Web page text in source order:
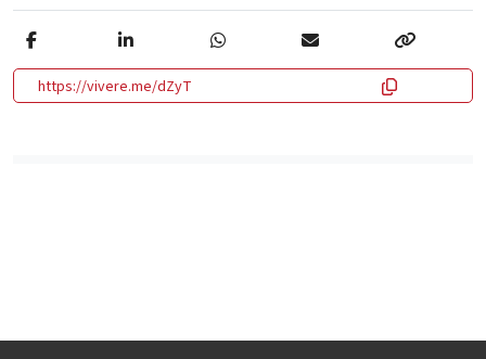
https://vivere.me/dZyT